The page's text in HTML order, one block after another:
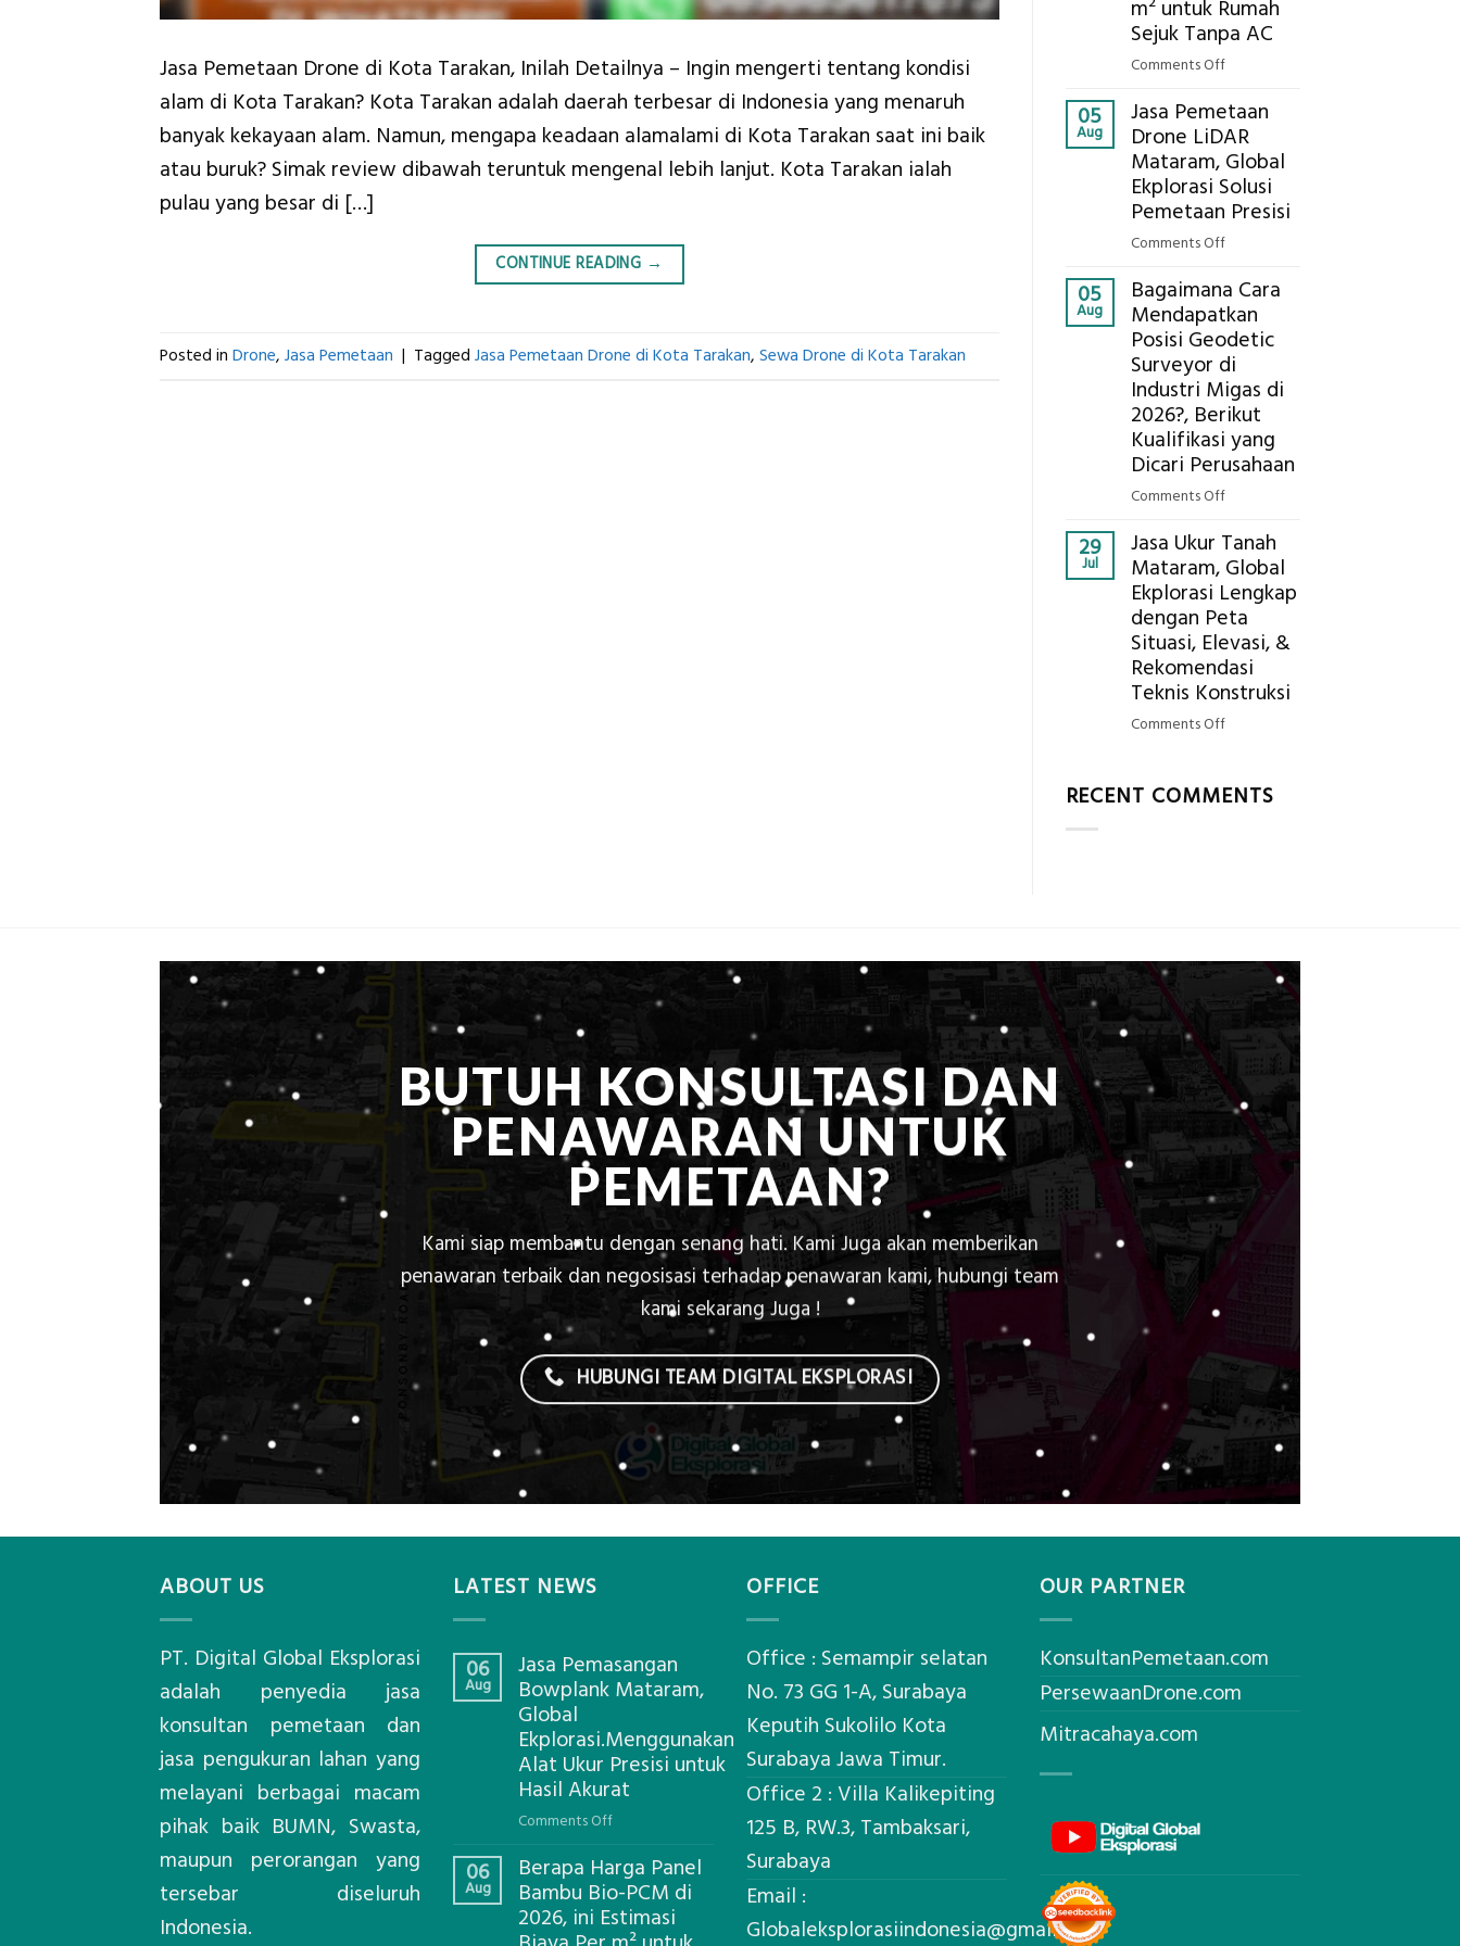
Jasa Pemetaan Drone di Kota Tarakan, Inilah Detailnya – Ingin mengerti tentang kondisi
alam di Kota Tarakan? Kota Tarakan adalah daerah terbesar di Indonesia yang menaruh
banyak kekayaan alam. Namun, mengapa keadaan alamalami di Kota Tarakan saat ini baik
atau buruk? Simak review dibawah teruntuk mengenal lebih lanjut. Kota Tarakan ialah
pulau yang besar di […]
CONTINUE READING →
Posted in Drone, Jasa Pemetaan | Tagged Jasa Pemetaan Drone di Kota Tarakan, Sewa Drone di Kota Tarakan
Alat
untuk
Hasil
Akurat
m² untuk Rumah
Sejuk Tanpa AC
Comments Offon
Harga
Panel
Bambu
Bio-
PCM
Estimasi
Biaya
Per
m²
untuk
Rumah
Sejuk
Tanpa
AC
05
Aug
Jasa Pemetaan
Drone LiDAR
Mataram, Global
Ekplorasi Solusi
Pemetaan Presisi
Comments Offon
Pemetaan
Drone
LiDAR
Mataram,
Global
Ekplorasi
Solusi
Pemetaan
05
Aug
Bagaimana Cara
Mendapatkan
Posisi Geodetic
Surveyor di
Industri Migas di
2026?, Berikut
Kualifikasi yang
Dicari Perusahaan
Comments Offon
Cara
Mendapatkan
Posisi
Geodetic
Surveyor
di
Industri
Kualifikasi
29
Jul
Jasa Ukur Tanah
Mataram, Global
Ekplorasi Lengkap
dengan Peta
Situasi, Elevasi, &
Rekomendasi
Teknis Konstruksi
Comments Offon
Tanah
Situasi,
&
Rekomendasi
Konstruksi
RECENT COMMENTS
BUTUH KONSULTASI DAN
PENAWARAN UNTUK
PEMETAAN?
Kami siap membantu dengan senang hati. Kami Juga akan memberikan
penawaran terbaik dan negosisasi terhadap penawaran kami, hubungi team
kami sekarang Juga !
HUBUNGI TEAM DIGITAL EKSPLORASI
ABOUT US
PT. Digital Global Eksplorasi
adalah penyedia jasa
konsultan pemetaan dan
jasa pengukuran lahan yang
melayani berbagai macam
pihak baik BUMN, Swasta,
maupun perorangan yang
tersebar diseluruh
Indonesia.
LATEST NEWS
06
Aug
Jasa Pemasangan
Bowplank Mataram,
Global
Ekplorasi.Menggunakan
Alat Ukur Presisi untuk
Hasil Akurat
Comments Offon
Pemasangan
Bowplank
Mataram,
Global
06
Aug
Berapa Harga Panel
Bambu Bio-PCM di
2026, ini Estimasi
OFFICE
Office : Semampir selatan
No. 73 GG 1-A, Surabaya
Keputih Sukolilo Kota
Surabaya Jawa Timur.
Office 2 : Villa Kalikepiting
125 B, RW.3, Tambaksari,
Surabaya
Email :
Globaleksplorasiindonesia@gmail.com
OUR PARTNER
KonsultanPemetaan.com
PersewaanDrone.com
Mitracahaya.com